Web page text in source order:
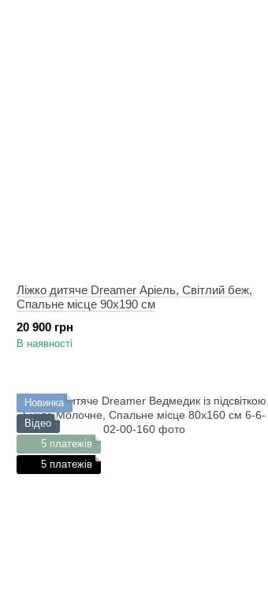
Ліжко дитяче Dreamer Аріель, Світлий беж,
Спальне місце 90х190 см
20 900 грн
В наявності
Новинка
Відео
5 платежів
5 платежів